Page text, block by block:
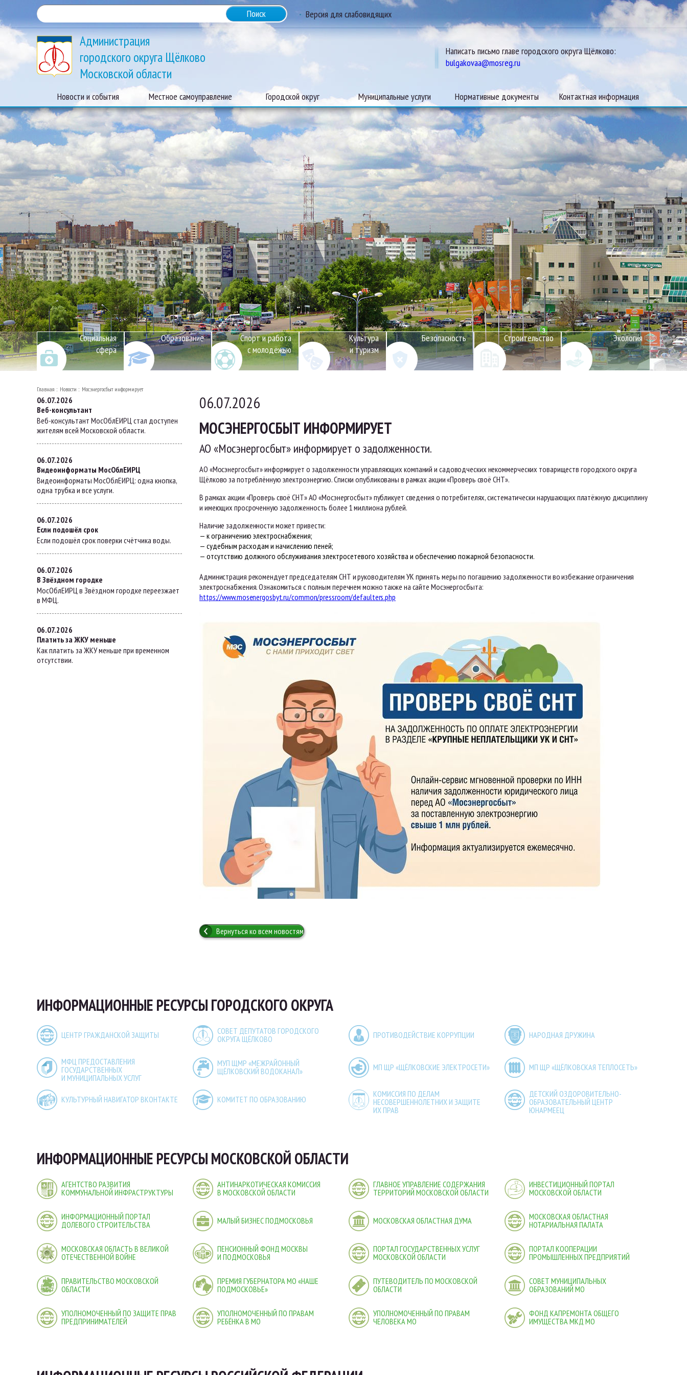
Версия для слабовидящих
Администрация
городского округа Щёлково
Московской области
Написать письмо главе городского округа Щёлково:
bulgakovaa@mosreg.ru
Новости и события Местное самоуправление Городской округ Муниципальные услуги Нормативные документы Контактная информация
Социальная
сфера
Образование
Спорт и работа
с молодёжью
Культура
и туризм
Безопасность Строительство Экология
Главная Новости Мосэнергосбыт информирует
06.07.2026
Веб-консультант
Веб-консультант МосОблЕИРЦ стал доступен
жителям всей Московской области.
06.07.2026
Видеоинформаты МосОблЕИРЦ
Видеоинформаты МосОблЕИРЦ: одна кнопка,
одна трубка и все услуги.
06.07.2026
Если подошёл срок
Если подошёл срок поверки счётчика воды.
06.07.2026
В Звёздном городке
МосОблЕИРЦ в Звёздном городке переезжает
в МФЦ.
06.07.2026
Платить за ЖКУ меньше
Как платить за ЖКУ меньше при временном
отсутствии.
06.07.2026
МОСЭНЕРГОСБЫТ ИНФОРМИРУЕТ
АО «Мосэнергосбыт» информирует о задолженности.
АО «Мосэнергосбыт» информирует о задолженности управляющих компаний и садоводческих некоммерческих товариществ городского округа
Щёлково за потреблённую электроэнергию. Списки опубликованы в рамках акции «Проверь своё СНТ».
В рамках акции «Проверь своё СНТ» АО «Мосэнергосбыт» публикует сведения о потребителях, систематически нарушающих платёжную дисциплину
и имеющих просроченную задолженность более 1 миллиона рублей.
Наличие задолженности может привести:
— к ограничению электроснабжения;
— судебным расходам и начислению пеней;
— отсутствию должного обслуживания электросетевого хозяйства и обеспечению пожарной безопасности.
Администрация рекомендует председателям СНТ и руководителям УК принять меры по погашению задолженности во избежание ограничения
электроснабжения. Ознакомиться с полным перечнем можно также на сайте Мосэнергосбыта:
https://www.mosenergosbyt.ru/common/pressroom/defaulters.php
Вернуться ко всем новостям
ИНФОРМАЦИОННЫЕ РЕСУРСЫ ГОРОДСКОГО ОКРУГА
ЦЕНТР ГРАЖДАНСКОЙ ЗАЩИТЫ
СОВЕТ ДЕПУТАТОВ ГОРОДСКОГО
ОКРУГА ЩЁЛКОВО
ПРОТИВОДЕЙСТВИЕ КОРРУПЦИИ НАРОДНАЯ ДРУЖИНА
МФЦ ПРЕДОСТАВЛЕНИЯ
ГОСУДАРСТВЕННЫХ
И МУНИЦИПАЛЬНЫХ УСЛУГ
МУП ЩМР «МЕЖРАЙОННЫЙ
ЩЁЛКОВСКИЙ ВОДОКАНАЛ»
МП ЩР «ЩЁЛКОВСКИЕ ЭЛЕКТРОСЕТИ» МП ЩР «ЩЁЛКОВСКАЯ ТЕПЛОСЕТЬ»
КУЛЬТУРНЫЙ НАВИГАТОР ВКОНТАКТЕ КОМИТЕТ ПО ОБРАЗОВАНИЮ
КОМИССИЯ ПО ДЕЛАМ
НЕСОВЕРШЕННОЛЕТНИХ И ЗАЩИТЕ
ИХ ПРАВ
ДЕТСКИЙ ОЗДОРОВИТЕЛЬНО-
ОБРАЗОВАТЕЛЬНЫЙ ЦЕНТР
ЮНАРМЕЕЦ
ИНФОРМАЦИОННЫЕ РЕСУРСЫ МОСКОВСКОЙ ОБЛАСТИ
АГЕНТСТВО РАЗВИТИЯ
КОММУНАЛЬНОЙ ИНФРАСТРУКТУРЫ
АНТИНАРКОТИЧЕСКАЯ КОМИССИЯ
В МОСКОВСКОЙ ОБЛАСТИ
ГЛАВНОЕ УПРАВЛЕНИЕ СОДЕРЖАНИЯ
ТЕРРИТОРИЙ МОСКОВСКОЙ ОБЛАСТИ
ИНВЕСТИЦИОННЫЙ ПОРТАЛ
МОСКОВСКОЙ ОБЛАСТИ
ИНФОРМАЦИОННЫЙ ПОРТАЛ
ДОЛЕВОГО СТРОИТЕЛЬСТВА
МАЛЫЙ БИЗНЕС ПОДМОСКОВЬЯ МОСКОВСКАЯ ОБЛАСТНАЯ ДУМА
МОСКОВСКАЯ ОБЛАСТНАЯ
НОТАРИАЛЬНАЯ ПАЛАТА
МОСКОВСКАЯ ОБЛАСТЬ В ВЕЛИКОЙ
ОТЕЧЕСТВЕННОЙ ВОЙНЕ
ПЕНСИОННЫЙ ФОНД МОСКВЫ
И ПОДМОСКОВЬЯ
ПОРТАЛ ГОСУДАРСТВЕННЫХ УСЛУГ
МОСКОВСКОЙ ОБЛАСТИ
ПОРТАЛ КООПЕРАЦИИ
ПРОМЫШЛЕННЫХ ПРЕДПРИЯТИЙ
ПРАВИТЕЛЬСТВО МОСКОВСКОЙ
ОБЛАСТИ
ПРЕМИЯ ГУБЕРНАТОРА МО «НАШЕ
ПОДМОСКОВЬЕ»
ПУТЕВОДИТЕЛЬ ПО МОСКОВСКОЙ
ОБЛАСТИ
СОВЕТ МУНИЦИПАЛЬНЫХ
ОБРАЗОВАНИЙ МО
УПОЛНОМОЧЕННЫЙ ПО ЗАЩИТЕ ПРАВ
ПРЕДПРИНИМАТЕЛЕЙ
УПОЛНОМОЧЕННЫЙ ПО ПРАВАМ
РЕБЁНКА В МО
УПОЛНОМОЧЕННЫЙ ПО ПРАВАМ
ЧЕЛОВЕКА МО
ФОНД КАПРЕМОНТА ОБЩЕГО
ИМУЩЕСТВА МКД МО